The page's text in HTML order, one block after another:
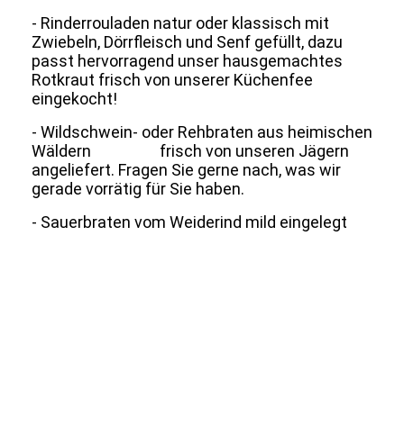
- Rinderrouladen natur oder klassisch mit
Zwiebeln, Dörrfleisch und Senf gefüllt, dazu
passt hervorragend unser hausgemachtes
Rotkraut frisch von unserer Küchenfee
eingekocht!
- Wildschwein- oder Rehbraten aus heimischen
Wäldern frisch von unseren Jägern
angeliefert. Fragen Sie gerne nach, was wir
gerade vorrätig für Sie haben.
- Sauerbraten vom Weiderind mild eingelegt